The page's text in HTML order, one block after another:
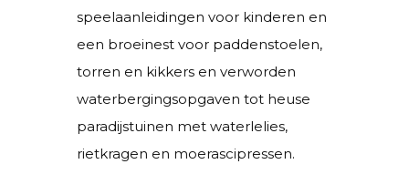
speelaanleidingen voor kinderen en
een broeinest voor paddenstoelen,
torren en kikkers en verworden
waterbergingsopgaven tot heuse
paradijstuinen met waterlelies,
rietkragen en moerascipressen.